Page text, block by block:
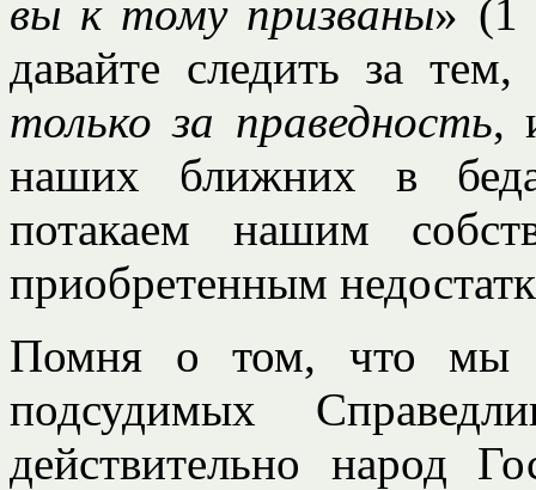
вы к тому призваны» (1
давайте следить за
только за праведность,
наших ближних в
потакаем нашим
приобретенным
Помня о том, что
подсудимых
действительно народ